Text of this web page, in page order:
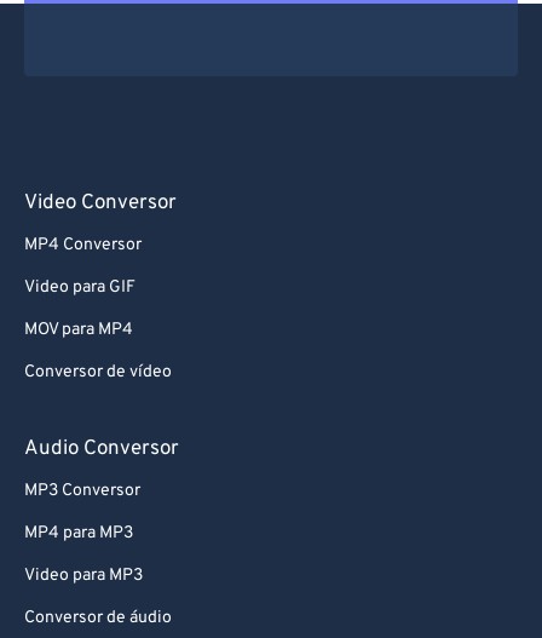
Video Conversor
MP4 Conversor
Video para GIF
MOV para MP4
Conversor de vídeo
Audio Conversor
MP3 Conversor
MP4 para MP3
Video para MP3
Conversor de áudio